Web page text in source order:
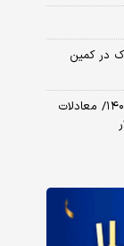
در کمین
پیش‌بینی قیمت طلا، دلار و سکه امروز شنبه ۱۷ مرداد ۱۴۰۵/ معادلات